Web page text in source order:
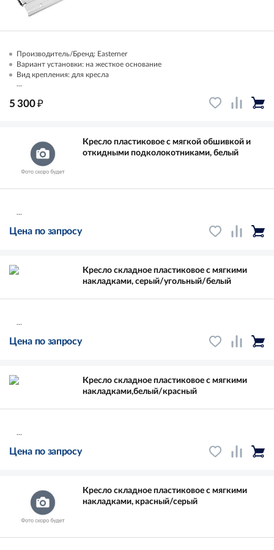
Производитель/Бренд: Easterner
Вариант установки: на жесткое основание
Вид крепления: для кресла
...
5 300₽
Кресло пластиковое с мягкой обшивкой и
откидными подколокотниками, белый
...
Цена по запросу
Кресло складное пластиковое с мягкими
накладками, серый/угольный/белый
...
Цена по запросу
Кресло складное пластиковое с мягкими
накладками,белый/красный
...
Цена по запросу
Кресло складное пластиковое с мягкими
накладками, красный/серый